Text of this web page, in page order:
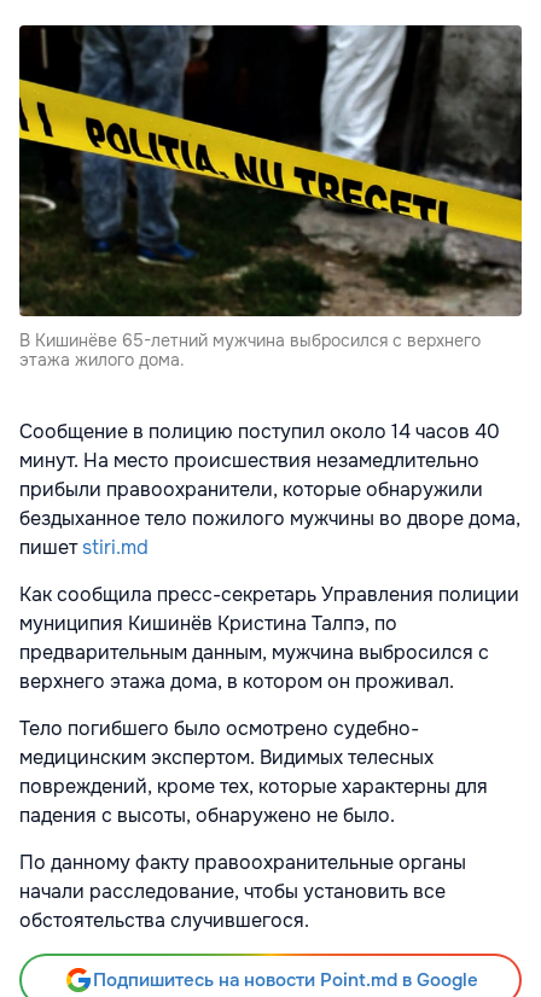
В Кишинёве 65-летний мужчина выбросился с верхнего
этажа жилого дома.
Сообщение в полицию поступил около 14 часов 40
минут. На место происшествия незамедлительно
прибыли правоохранители, которые обнаружили
бездыханное тело пожилого мужчины во дворе дома,
пишетstiri.md
Как сообщила пресс-секретарь Управления полиции
муниципия Кишинёв Кристина Талпэ, по
предварительным данным, мужчина выбросился с
верхнего этажа дома, в котором он проживал.
Тело погибшего было осмотрено судебно-
медицинским экспертом. Видимых телесных
повреждений, кроме тех, которые характерны для
падения с высоты, обнаружено не было.
По данному факту правоохранительные органы
начали расследование, чтобы установить все
обстоятельства случившегося.
Подпишитесь на новости Point.md в Google